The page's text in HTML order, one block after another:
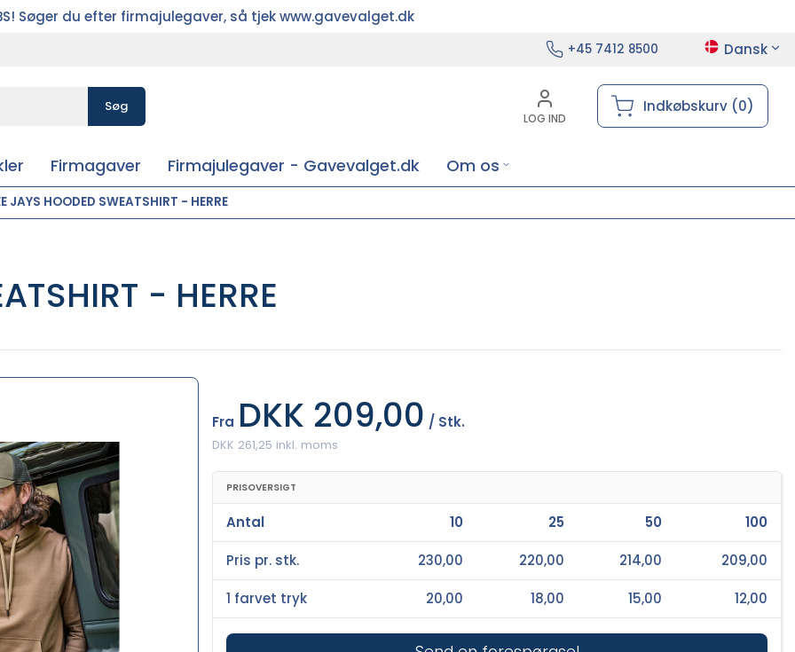
Søger du efter firmajulegaver, så tjek www.gavevalget.dk
+45 7412 8500 Dansk
Søg
LOG IND
Indkøbskurv (0)
Firmagaver Firmajulegaver - Gavevalget.dk Om os
JAYS HOODED SWEATSHIRT - HERRE
- HERRE
Fra DKK 209,00 / Stk.
DKK 261,25 inkl. moms
PRISOVERSIGT
Antal 10 25 50 100
Pris pr. stk. 230,00 220,00 214,00 209,00
1 farvet tryk 20,00 18,00 15,00 12,00